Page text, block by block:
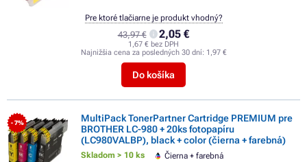
43,97 € 2,05 €
1,67 € bez DPH
Najnižšia cena za posledných 30 dní: 1,97 €
Do košíka
Pre ktoré tlačiarne je produkt vhodný?
- 7%
MultiPack TonerPartner Cartridge PREMIUM pre
BROTHER LC-980 + 20ks fotopapíru
(LC980VALBP), black + color (čierna + farebná)
Skladom > 10 ks
Čierna + farebná